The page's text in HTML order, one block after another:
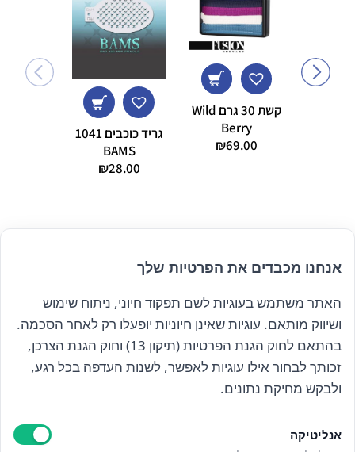
קשת 30 גרם Wild
Berry
₪69.00
גריד כוכבים 1041
BAMS
₪28.00
הרשם לניוזלטר שלנו
קראתי ואני מאשר/ת את
אנחנו מכבדים את הפרטיות שלך
האתר משתמש בעוגיות לשם תפקוד חיוני, ניתוח שימוש
ושיווק מותאם. עוגיות שאינן חיוניות יופעלו רק לאחר הסכמה.
בהתאם לחוק הגנת הפרטיות (תיקון 13) וחוק הגנת הצרכן,
זכותך לבחור אילו עוגיות לאפשר, לשנות העדפה בכל רגע,
ולבקש מחיקת נתונים.
אנליטיקה